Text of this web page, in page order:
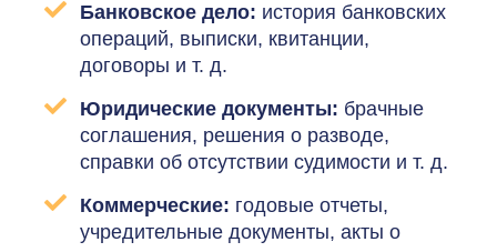
Банковское дело: история банковских
операций, выписки, квитанции,
договоры и т. д.
Юридические документы: брачные
соглашения, решения о разводе,
справки об отсутствии судимости и т. д.
Коммерческие: годовые отчеты,
учредительные документы, акты о